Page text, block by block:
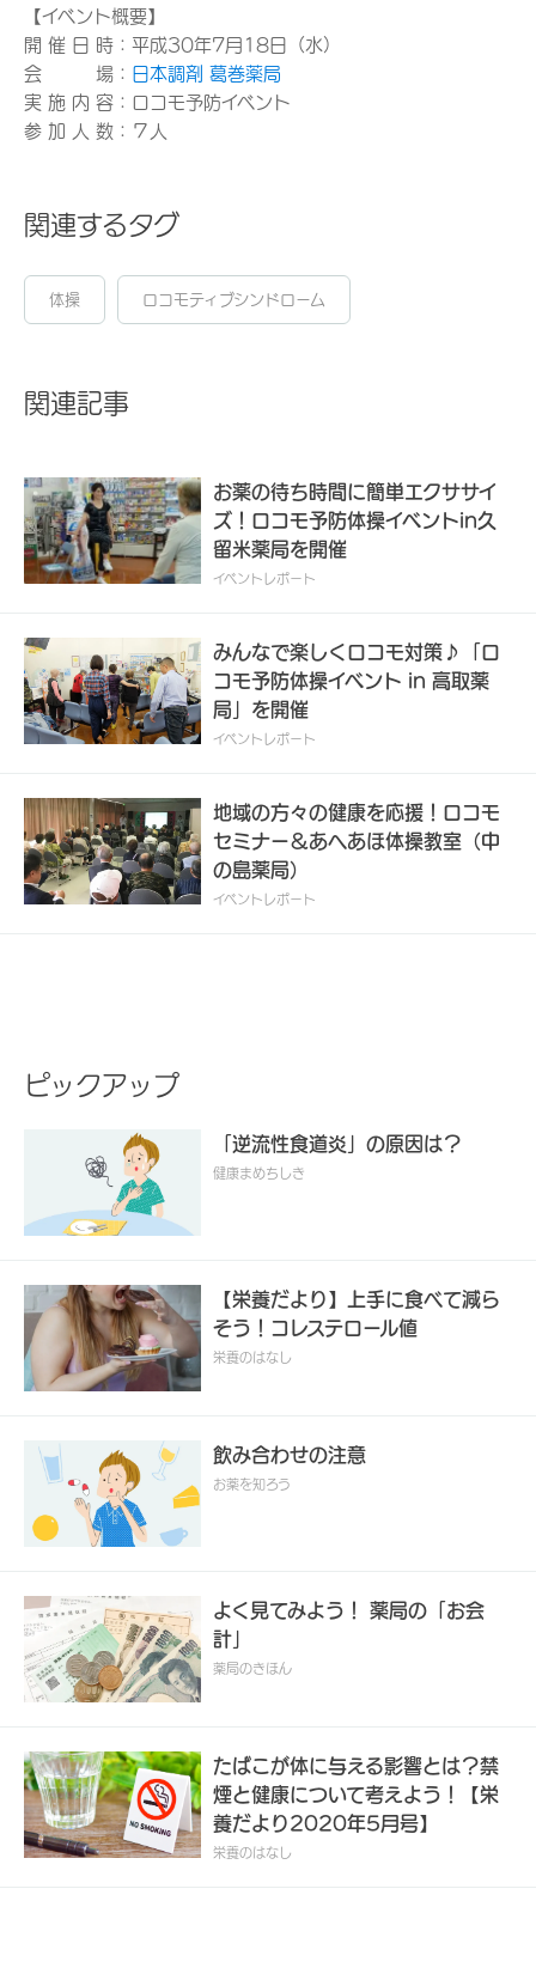
【イベント概要】
開 催 日 時：平成30年7月18日（水）
会 場： 日本調剤 葛巻薬局
実 施 内 容：ロコモ予防イベント
参 加 人 数：７人
関連するタグ
体操 ロコモティブシンドローム
関連記事
お薬の待ち時間に簡単エクササイ
ズ！ロコモ予防体操イベントin久
留米薬局を開催
イベントレポート
みんなで楽しくロコモ対策♪「ロ
コモ予防体操イベント in 高取薬
局」を開催
イベントレポート
地域の方々の健康を応援！ロコモ
セミナー＆あへあほ体操教室（中
の島薬局）
イベントレポート
ピックアップ
「逆流性食道炎」の原因は？
健康まめちしき
【栄養だより】上手に食べて減ら
そう！コレステロール値
栄養のはなし
飲み合わせの注意
お薬を知ろう
よく見てみよう！ 薬局の「お会
計」
薬局のきほん
たばこが体に与える影響とは？禁
煙と健康について考えよう！【栄
養だより2020年5月号】
栄養のはなし